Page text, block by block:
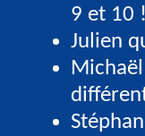
9 et 10 !
Julien